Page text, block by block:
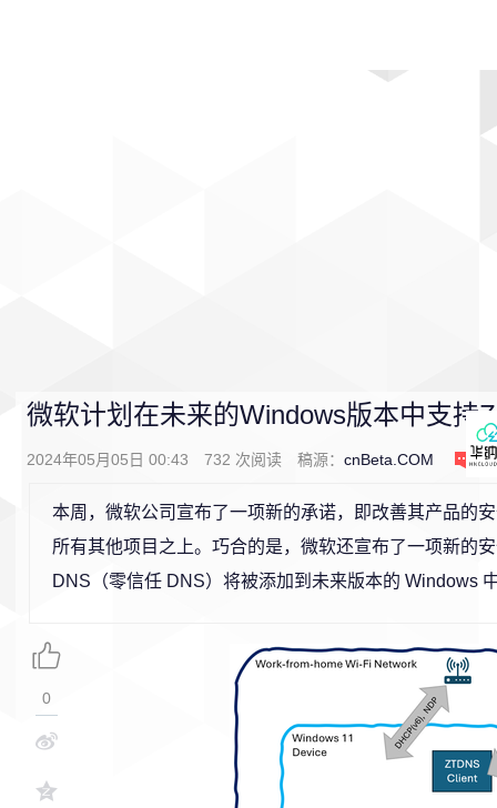
微软计划在未来的Windows版本中支持
2024年05月05日 00:43 732 次阅读 稿源： cnBeta.COM 0
本周，微软公司宣布了一项新的承诺，即改善其产品的
所有其他项目之上。巧合的是，微软还宣布了一项新的
DNS（零信任 DNS）将被添加到未来版本的 Windows
0